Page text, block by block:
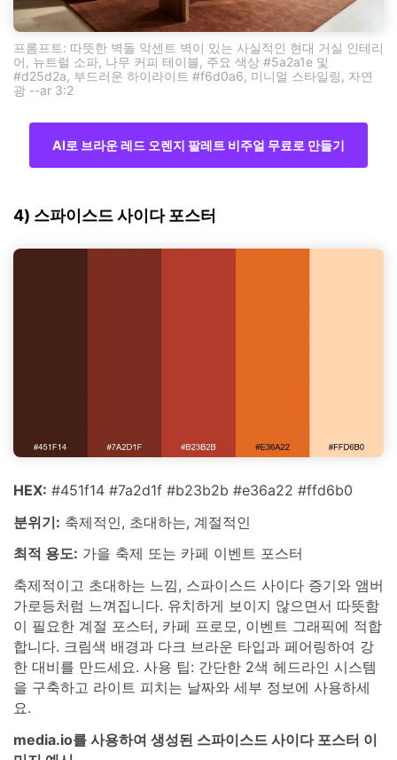
프롬프트: 따뜻한 벽돌 악센트 벽이 있는 사실적인 현대 거실 인테리
어, 뉴트럴 소파, 나무 커피 테이블, 주요 색상 #5a2a1e 및
#d25d2a, 부드러운 하이라이트 #f6d0a6, 미니멀 스타일링, 자연
광 --ar 3:2
AI로 브라운 레드 오렌지 팔레트 비주얼 무료로 만들기
4) 스파이스드 사이다 포스터
HEX: #451f14 #7a2d1f #b23b2b #e36a22 #ffd6b0
분위기: 축제적인, 초대하는, 계절적인
최적 용도: 가을 축제 또는 카페 이벤트 포스터
축제적이고 초대하는 느낌, 스파이스드 사이다 증기와 앰버
가로등처럼 느껴집니다. 유치하게 보이지 않으면서 따뜻함
이 필요한 계절 포스터, 카페 프로모, 이벤트 그래픽에 적합
합니다. 크림색 배경과 다크 브라운 타입과 페어링하여 강
한 대비를 만드세요. 사용 팁: 간단한 2색 헤드라인 시스템
을 구축하고 라이트 피치는 날짜와 세부 정보에 사용하세
요.
media.io를 사용하여 생성된 스파이스드 사이다 포스터 이